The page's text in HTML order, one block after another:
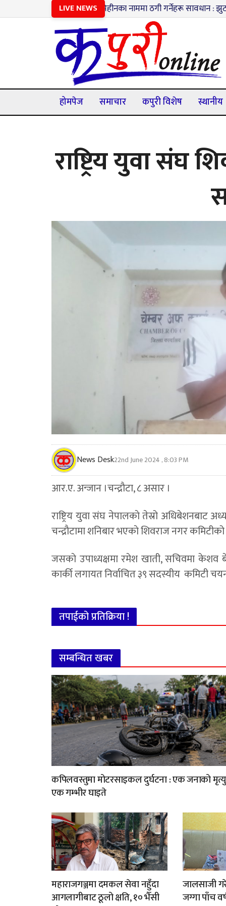
LIVE NEWS
भूमिहीनका नाममा ठगी गर्नेहरू सावधान : झुटा विवरण पेश
होमपेज समाचार कपुरी विशेष स्थानीय
राष्ट्रिय युवा संघ
News Desk22nd June 2024 , 8:03 PM
आर.ए. अन्जान ।चन्द्राैटा, ८ असार ।
राष्ट्रिय युवा संघ नेपालकाे तेस्रो अधिबेशनबाट
चन्द्राैटामा शनिबार भएकाे शिवराज नगर
जसकाे उपाध्यक्षमा रमेश खाती, सचिवमा केशव
कार्की लगायत निर्वाचित ३९ सदस्यीय कमिटी
तपाईको प्रतिक्रिया !
सम्बन्धित खबर
कपिलवस्तुमा मोटरसाइकल दुर्घटना : एक जनाको
एक गम्भीर घाइते
महाराजगञ्जमा दमकल सेवा नहुँदा
आगलागीबाट ठूलो क्षति, १० भैँसी
जालसाजी
जग्गा पाँच